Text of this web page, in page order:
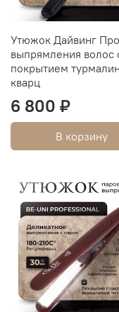
Утюжок Дайвинг
выпрямления волос
покрытием
кварц
6 800 ₽
В корзину